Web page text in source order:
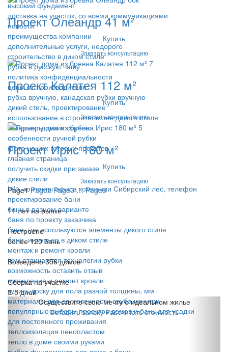
высокий фундамент
доставка на участок, со всеми коммуникациями
новости
преимущества компании
дополнительные услуги, недорого
строительство в диком стиле
рубка в русскую чашу
политика конфиденциальности
цены от производителя
рубка вручную, канадская рубки вручную
дикий стиль, проектирование
использование в строительстве дикого стиля
интерьеры диких срубов
особенности ручной рубки
фото наших готовых проектов
главная страница
получить скидки при заказе
дикие стили
info, контакты офиса компании Сибирский лес, телефон
проектирование бани
бани в разном варианте
баня по проекту заказчика
бани, где используются элементы дикого стиля
бани, интерьер в диком стиле
монтаж и ремонт кровли
чем отличаются технологии рубки
возможность оставить отзыв
возведение и ремонт кровли
купить доску для пола разной толщины, мм
материалы для долговечности сруба изнутри
популярные выборы проектов домов и бань для усадки
для постоянного проживания
теплоизоляция пенопластом
тепло в доме своими руками
Проект Олеандр 41 м²
Купить
Заказать консультацию
Проект Калатея 112 м²
Купить
Заказать консультацию
Проект Ирис 180 м²
Купить
Заказать консультацию
Page1 Page2 Page3 … Page6
11 лет на рынке
Построено
более 120 бань
Возведено 356 домов
Сборка на участке
3-5 дней
Осуществите свою мечту о идеальном жилье
Оставить заявку Рассчитать стоимость